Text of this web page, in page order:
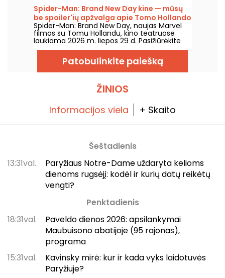
Spider-Man: Brand New Day kine — mūsų
be spoiler'ių apžvalga apie Tomo Hollando
grįžimą į Žmogų-Vorą
Spider-Man: Brand New Day, naujas Marvel
filmas su Tomu Hollandu, kino teatruose
laukiama 2026 m. liepos 29 d. Pasižiūrėkite
mūsų apžvalgą!
Patobulinkite paiešką
ŽINIOS
Informacijos viela + Skaito
Šeštadienis
13:31val.
Paryžiaus Notre-Dame uždaryta kelioms
dienoms rugsėjį: kodėl ir kurių datų reikėtų
vengti?
Penktadienis
18:31val.
Paveldo dienos 2026: apsilankymai
Maubuisono abatijoje (95 rajonas),
programa
15:31val.
Kavinsky mirė: kur ir kada vyks laidotuvės
Paryžiuje?